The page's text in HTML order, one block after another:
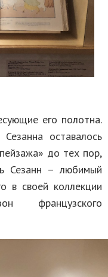
его полотна.
оставалось
до тех пор,
Сезанн – любимый
в своей коллекции
французского